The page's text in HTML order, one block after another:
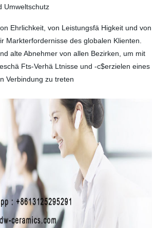
Umweltschutz
Ehrlichkeit, von Leistungsfä Higkeit und von
Markterfordernisse des globalen Klienten.
alte Abnehmer von allen Bezirken, um mit
Fts-Verhä Ltnisse und -c$erzielen eines
Verbindung zu treten